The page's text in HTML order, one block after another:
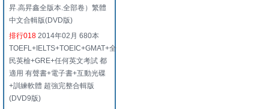
昇.高昇鑫全版本.全部卷）繁體
中文合輯版(DVD版)
排行018 2014年02月 680本
TOEFL+IELTS+TOEIC+GMAT+全
民英檢+GRE+任何英文考試 都
適用 有聲書+電子書+互動光碟
+訓練軟體 超強完整合輯版
(DVD9版)